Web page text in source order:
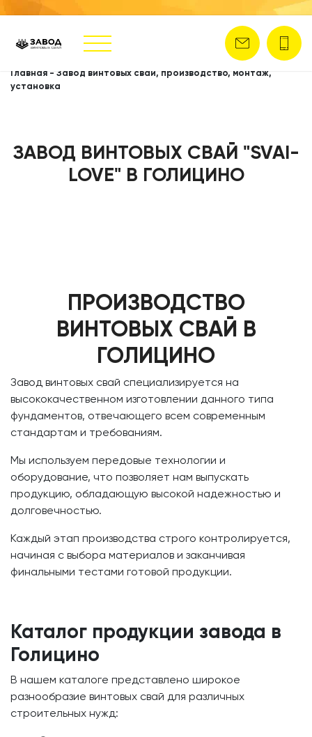
Главная - Завод винтовых свай, производство, монтаж,
установка
ЗАВОД ВИНТОВЫХ СВАЙ "SVAI-
LOVE" В ГОЛИЦИНО
ПРОИЗВОДСТВО
ВИНТОВЫХ СВАЙ В
ГОЛИЦИНО
Завод винтовых свай специализируется на
высококачественном изготовлении данного типа
фундаментов, отвечающего всем современным
стандартам и требованиям.
Мы используем передовые технологии и
оборудование, что позволяет нам выпускать
продукцию, обладающую высокой надежностью и
долговечностью.
Каждый этап производства строго контролируется,
начиная с выбора материалов и заканчивая
финальными тестами готовой продукции.
Каталог продукции завода в
Голицино
В нашем каталоге представлено широкое
разнообразие винтовых свай для различных
строительных нужд: